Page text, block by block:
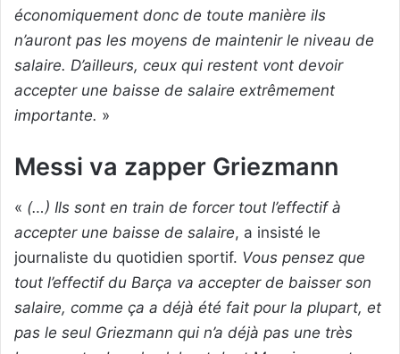
économiquement donc de toute manière ils
n’auront pas les moyens de maintenir le niveau de
salaire. D’ailleurs, ceux qui restent vont devoir
accepter une baisse de salaire extrêmement
importante. »
Messi va zapper Griezmann
« (…) Ils sont en train de forcer tout l’effectif à
accepter une baisse de salaire, a insisté le
journaliste du quotidien sportif. Vous pensez que
tout l’effectif du Barça va accepter de baisser son
salaire, comme ça a déjà été fait pour la plupart, et
pas le seul Griezmann qui n’a déjà pas une très